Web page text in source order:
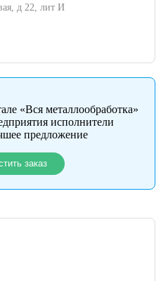
д 22, лит И
«Вся металлообработка»
исполнители
предложение
заказ